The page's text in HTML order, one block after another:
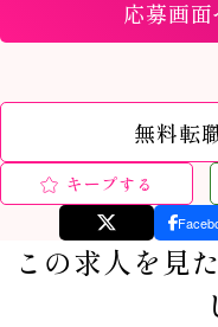
応募画
無料転
キープする
この求人を見